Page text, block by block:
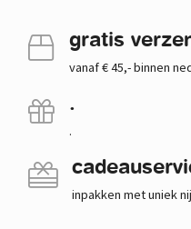
gratis
vanaf € 45,- binnen
.
.
inpakken met uniek